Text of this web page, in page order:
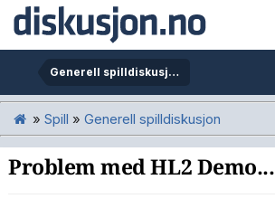
Generell spilldiskusjon
» Spill » Generell spilldiskusjon
Problem med HL2 Demo...